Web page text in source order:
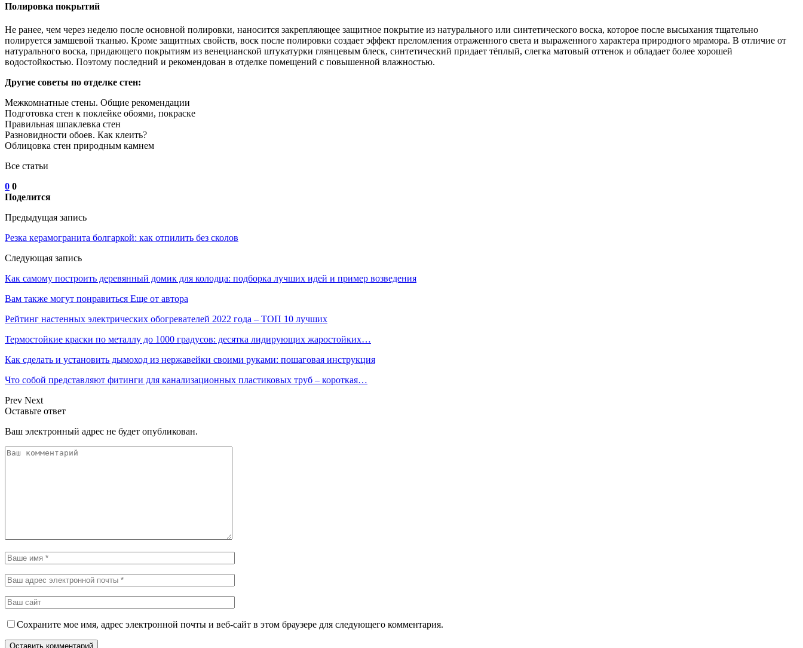
Полировка покрытий
Не ранее, чем через неделю после основной полировки, наносится закрепляющее защитное покрытие из натурального или синтетического воска, которое после высыхания тщательно
полируется замшевой тканью. Кроме защитных свойств, воск после полировки создает эффект преломления отраженного света и выраженного характера природного мрамора. В отличие от
натурального воска, придающего покрытиям из венецианской штукатурки глянцевым блеск, синтетический придает тёплый, слегка матовый оттенок и обладает более хорошей
водостойкостью. Поэтому последний и рекомендован в отделке помещений с повышенной влажностью.
Другие советы по отделке стен:
Межкомнатные стены. Общие рекомендации
Подготовка стен к поклейке обоями, покраске
Правильная шпаклевка стен
Разновидности обоев. Как клеить?
Облицовка стен природным камнем
Все статьи
0 0
Поделится
Предыдущая запись
Резка керамогранита болгаркой: как отпилить без сколов
Следующая запись
Как самому построить деревянный домик для колодца: подборка лучших идей и пример возведения
Вам также могут понравиться Еще от автора
Рейтинг настенных электрических обогревателей 2022 года – ТОП 10 лучших
Термостойкие краски по металлу до 1000 градусов: десятка лидирующих жаростойких…
Как сделать и установить дымоход из нержавейки своими руками: пошаговая инструкция
Что собой представляют фитинги для канализационных пластиковых труб – короткая…
Prev Next
Оставьте ответ
Ваш электронный адрес не будет опубликован.
Сохраните мое имя, адрес электронной почты и веб-сайт в этом браузере для следующего комментария.